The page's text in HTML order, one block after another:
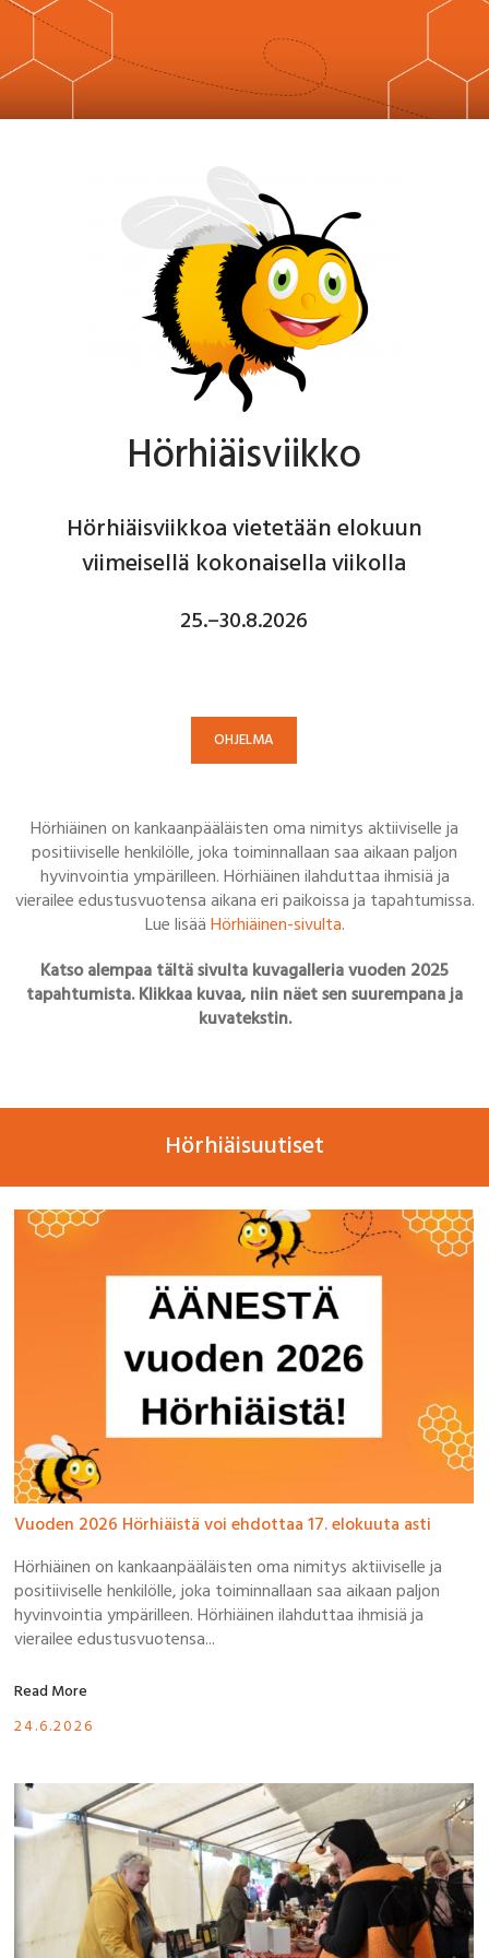
Hörhiäisviikko
Hörhiäisviikkoa vietetään elokuun
viimeisellä kokonaisella viikolla
25.–30.8.2026
OHJELMA
Hörhiäinen on kankaanpääläisten oma nimitys aktiiviselle ja
positiiviselle henkilölle, joka toiminnallaan saa aikaan paljon
hyvinvointia ympärilleen. Hörhiäinen ilahduttaa ihmisiä ja
vierailee edustusvuotensa aikana eri paikoissa ja tapahtumissa.
Lue lisääHörhiäinen-sivulta.
Katso alempaa tältä sivulta kuvagalleria vuoden 2025
tapahtumista. Klikkaa kuvaa, niin näet sen suurempana ja
kuvatekstin.
Hörhiäisuutiset
Vuoden 2026 Hörhiäistä voi ehdottaa 17. elokuuta asti
Hörhiäinen on kankaanpääläisten oma nimitys aktiiviselle ja
positiiviselle henkilölle, joka toiminnallaan saa aikaan paljon
hyvinvointia ympärilleen. Hörhiäinen ilahduttaa ihmisiä ja
vierailee edustusvuotensa...
Read More
24.6.2026